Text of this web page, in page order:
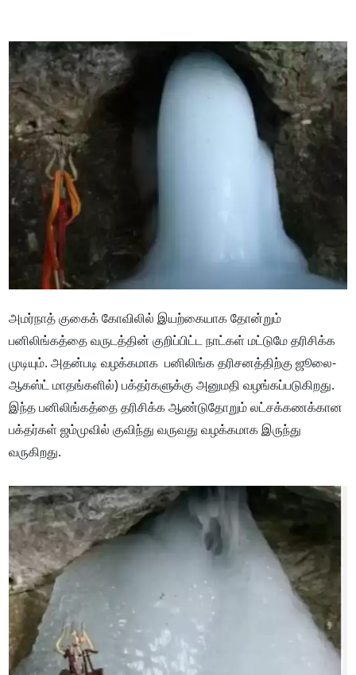
அமர்நாத் குகைக் கோவிலில் இயற்கையாக தோன்றும்
பனிலிங்கத்தை வருடத்தின் குறிப்பிட்ட நாட்கள் மட்டுமே தரிசிக்க
முடியும். அதன்படி வழக்கமாக பனிலிங்க தரிசனத்திற்கு ஜூலை-
ஆகஸ்ட் மாதங்களில்) பக்தர்களுக்கு அனுமதி வழங்கப்படுகிறது.
இந்த பனிலிங்கத்தை தரிசிக்க ஆண்டுதோறும் லட்சக்கணக்கான
பக்தர்கள் ஜம்முவில் குவிந்து வருவது வழக்கமாக இருந்து
வருகிறது.